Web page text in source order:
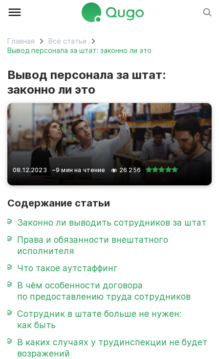
Главная
Все статьи
Вывод персонала за штат: законно ли это
Вывод персонала за штат:
законно ли это
08.12.2023 ~9 мин на чтение 26 256
Содержание статьи
Законно ли выводить сотрудников за штат
Права и обязанности внештатного
исполнителя
Что такое аутстаффинг
В чём особенности договора
по предоставлению труда сотрудников
Сотрудник в штате больше не нужен:
как быть
В каких случаях у трудинспекции не будет
возражений